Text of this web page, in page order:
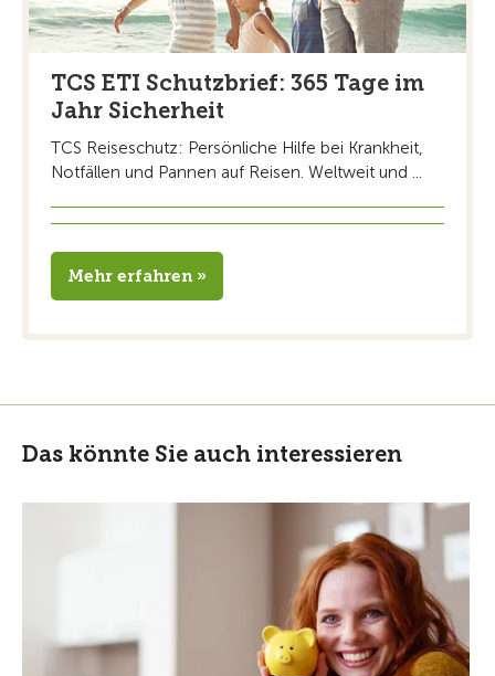
TCS ETI Schutzbrief: 365 Tage im
Jahr Sicherheit
TCS Reiseschutz: Persönliche Hilfe bei Krankheit,
Notfällen und Pannen auf Reisen. Weltweit und ...
Mehr erfahren »
Das könnte Sie auch interessieren